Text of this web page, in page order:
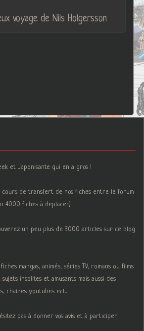
voyage de Nils Holgersson
et Japonisante qui en a gros !
cours de transfert de nos fiches entre le forum
4000 fiches à deplacer).
un peu plus de 3000 articles sur ce blog
mangas, animés, séries TV, romans ou films
insolites et amusants mais aussi des
chaines youtubes ect...
pas à donner vos avis et à participer !